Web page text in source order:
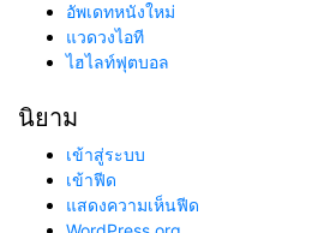
อัพเดทหนังใหม่
แวดวงไอที
ไฮไลท์ฟุตบอล
นิยาม
เข้าสู่ระบบ
เข้าฟีด
แสดงความเห็นฟีด